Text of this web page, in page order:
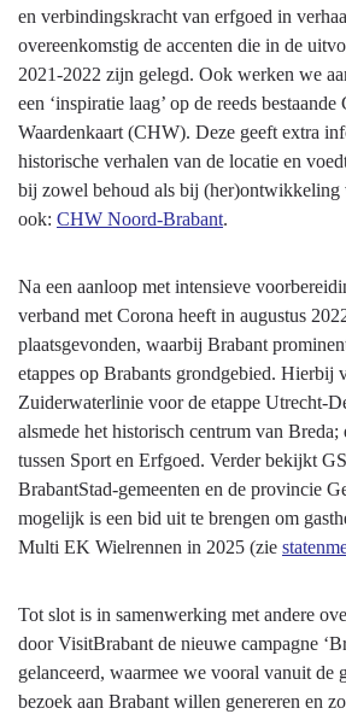
en verbindingskracht van erfgoed in
overeenkomstig de accenten die in de
2021-2022 zijn gelegd. Ook werken we
een ‘inspiratie laag’ op de reeds
Waardenkaart (CHW). Deze geeft extra
historische verhalen van de locatie en
bij zowel behoud als bij (her)ontwikkeling
ook: CHW Noord-Brabant.
Na een aanloop met intensieve
verband met Corona heeft in augustus
plaatsgevonden, waarbij Brabant
etappes op Brabants grondgebied. Hierbij
Zuiderwaterlinie voor de etappe Utrecht-
alsmede het historisch centrum van Breda;
tussen Sport en Erfgoed. Verder bekijkt
BrabantStad-gemeenten en de provincie
mogelijk is een bid uit te brengen om
Multi EK Wielrennen in 2025 (zie
Tot slot is in samenwerking met andere
door VisitBrabant de nieuwe campagne
gelanceerd, waarmee we vooral vanuit de
bezoek aan Brabant willen genereren en